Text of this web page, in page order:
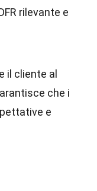
rilevante e
il cliente al
che i
e